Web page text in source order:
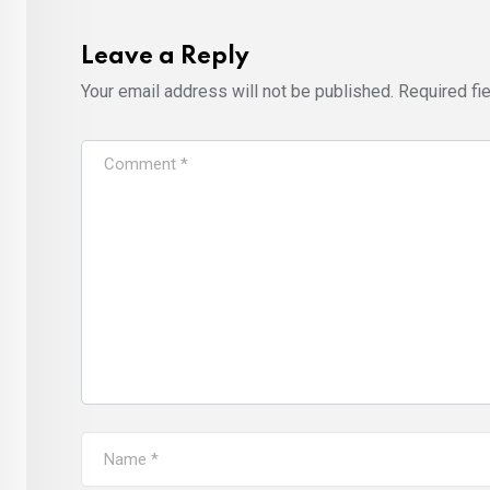
Leave a Reply
Your email address will not be published. Required